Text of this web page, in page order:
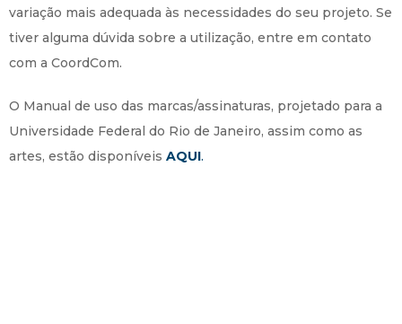
variação mais adequada às necessidades do seu projeto. Se
tiver alguma dúvida sobre a utilização, entre em contato
com a CoordCom.
O Manual de uso das marcas/assinaturas, projetado para a
Universidade Federal do Rio de Janeiro, assim como as
artes, estão disponíveis AQUI.